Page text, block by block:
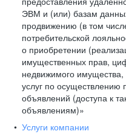
ЭВМ и (или) базам
продвижению (в том
потребительской
о приобретении
имущественных прав,
недвижимого имущества,
услуг по осуществлению
объявлений (доступа к
объявлениям)»
Услуги компании